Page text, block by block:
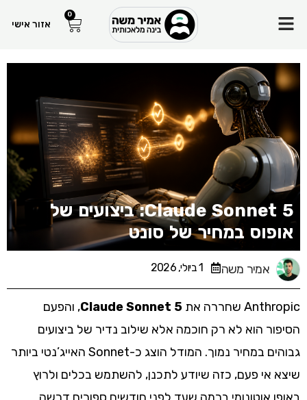
לתוכן
Menu
0עגלת
קניות
אזור אישי
Claude Sonnet 5: ביצועים של
אופוס במחיר של סונט
אמיר משה 1 ביולי, 2026
Anthropic שחררה את Claude Sonnet 5, והפעם
הסיפור הוא לא רק חוכמה אלא שילוב נדיר של ביצועים
גבוהים במחיר נמוך. המודל הוצג כ-Sonnet האייג’נטי ביותר
שיצא אי פעם, כזה שיודע לתכנן, להשתמש בכלים ולרוץ